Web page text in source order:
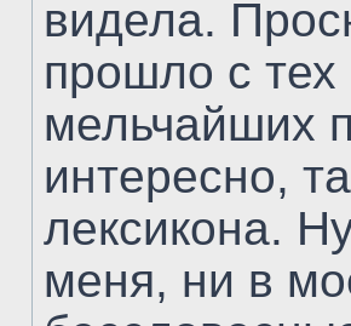
видела.
прошло с
мельчайших
интересно,
лексикона.
меня, ни в